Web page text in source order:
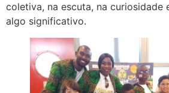
coletiva, na escuta, na curiosidade
algo significativo.